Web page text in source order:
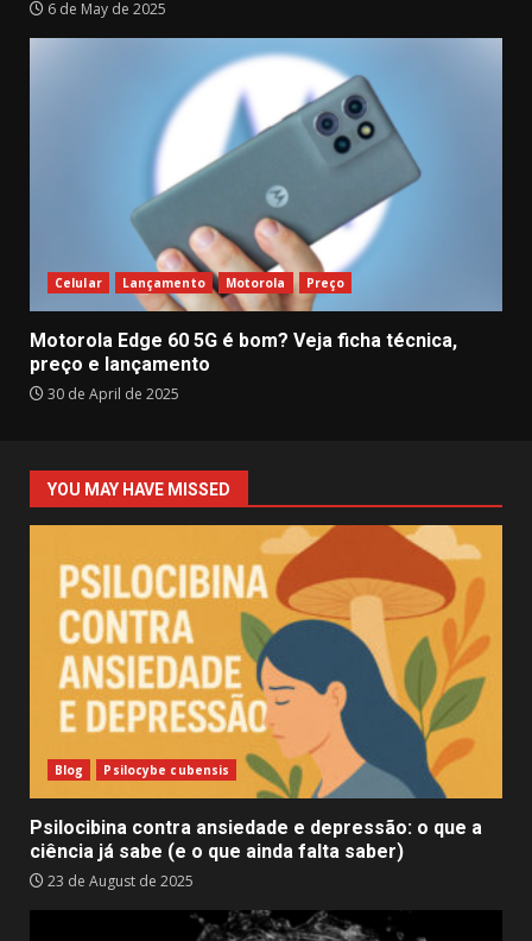
6 de May de 2025
Celular Lançamento Motorola Preço
Motorola Edge 60 5G é bom? Veja ficha técnica,
preço e lançamento
30 de April de 2025
YOU MAY HAVE MISSED
Blog Psilocybe cubensis
Psilocibina contra ansiedade e depressão: o que a
ciência já sabe (e o que ainda falta saber)
23 de August de 2025